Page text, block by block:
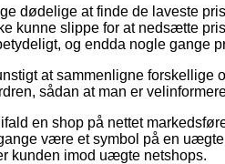
dødelige at finde de laveste
kunne slippe for at nedsætte
og endda nogle gange
at sammenligne forskellige
sådan at man er
en shop på nettet
være et symbol på en
kunden imod uægte netshops.